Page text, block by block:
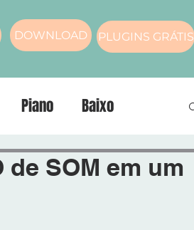
DOWNLOAD PLUGINS GRÁTIS
Piano Baixo
Masterização Voz
de SOM em um